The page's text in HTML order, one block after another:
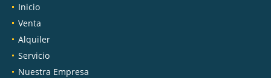
Inicio
Venta
Alquiler
Servicio
Nuestra Empresa